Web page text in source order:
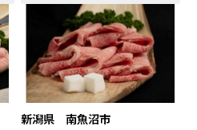
新潟県 南魚沼市